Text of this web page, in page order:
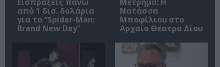
από 1 δισ. δολάρια
για το “Spider-Man:
Brand New Day”
Νατάσσα
Μποφίλιου στο
Αρχαίο Θέατρο Δίου